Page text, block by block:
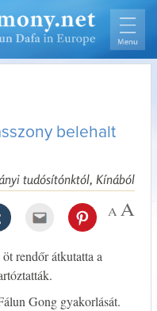
belehalt
tudósítónktól, Kínából
rendőr átkutatta a
Gong gyakorlását.